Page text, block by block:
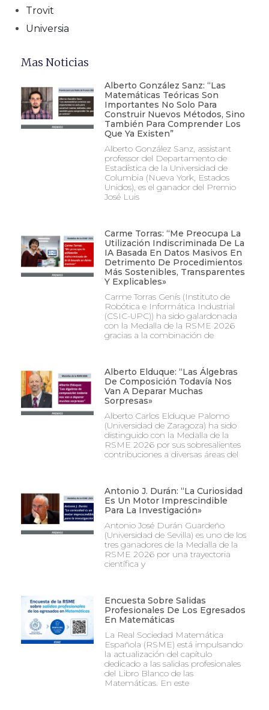
Trovit
Universia
Mas Noticias
Alberto González Sanz: “Las
Matemáticas Teóricas Son
Importantes No Solo Para
Construir Nuevos Métodos, Sino
También Para Comprender Los
Que Ya Existen”
Alberto González Sanz, assistant
professor del Departamento de
Estadística de la Universidad de
Columbia (Nueva York, Estados
Unidos), es el ganador del Premio
José Luis
Carme Torras: “Me Preocupa La
Utilización Indiscriminada De La
IA Basada En Datos Masivos En
Detrimento De Procedimientos
Más Sostenibles, Transparentes
Y Explicables»
Carme Torras Genís (Instituto de
Robótica e Informática Industrial
(CSIC-UPC)) ha sido galardonada
con la Medalla de la RSME 2026
gracias a la combinación de
Alberto Elduque: “Las Álgebras
De Composición Todavía Nos
Van A Deparar Muchas
Sorpresas»
Alberto Carlos Elduque Palomo
(Universidad de Zaragoza) ha sido
distinguido con la Medalla de la
RSME 2026 por sus sobresalientes
contribuciones a diversas áreas del
Antonio J. Durán: “La Curiosidad
Es Un Motor Imprescindible
Para La Investigación»
Antonio José Durán Guardeño
(Universidad de Sevilla) es uno de los
tres ganadores de la Medalla de la
RSME 2026 por una trayectoria
científica y
Encuesta Sobre Salidas
Profesionales De Los Egresados
En Matemáticas
La Real Sociedad Matemática
Española (RSME) está impulsando
la actualización del capítulo
dedicado a las salidas profesionales
del Libro Blanco de las
Matemáticas. En este